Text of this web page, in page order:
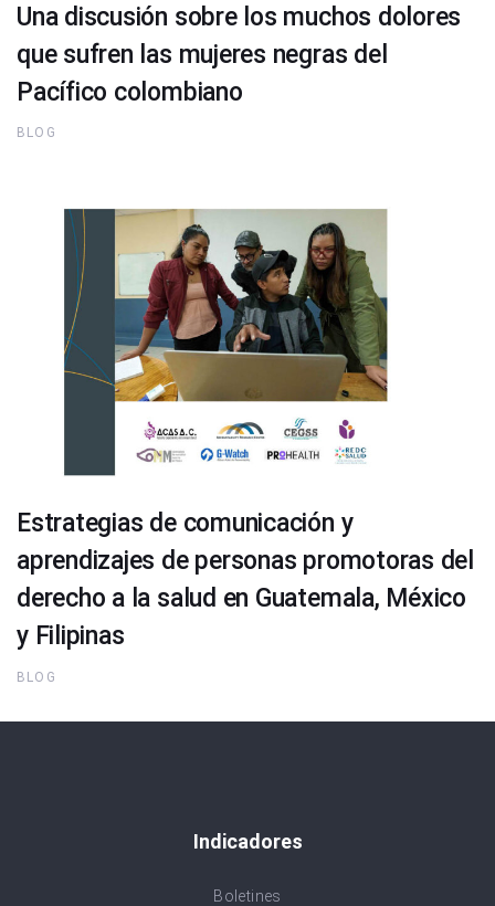
Una discusión sobre los muchos dolores
que sufren las mujeres negras del
Pacífico colombiano
BLOG
Estrategias de comunicación y
aprendizajes de personas promotoras del
derecho a la salud en Guatemala, México
y Filipinas
BLOG
Indicadores
Boletines